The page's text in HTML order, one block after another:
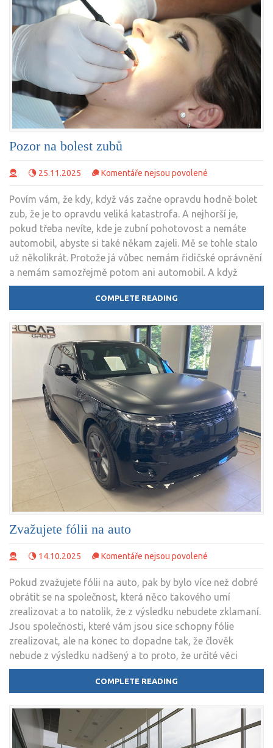
Pozor na bolest zubů
25.11.2025 Komentáře nejsou povolené
s
názvem
Pozor
na
bolest
zubů
Povím vám, že kdy, když vás začne opravdu hodně bolet
zub, že je to opravdu veliká katastrofa. A nejhorší je,
pokud třeba nevíte, kde je zubní pohotovost a nemáte
automobil, abyste si také někam zajeli. Mě se tohle stalo
už několikrát. Protože já vůbec nemám řidičské oprávnění
a nemám samozřejmě potom ani automobil. A když
COMPLETE READING
Zvažujete fólii na auto
Nákupy
14.10.2025 Komentáře nejsou povolené
s
názvem
Zvažujete
fólii
na
auto
Pokud zvažujete fólii na auto, pak by bylo více než dobré
obrátit se na společnost, která něco takového umí
zrealizovat a to natolik, že z výsledku nebudete zklamaní.
Jsou společnosti, které vám jsou sice schopny fólie
zrealizovat, ale na konec to dopadne tak, že člověk
nebude z výsledku nadšený a to proto, že určité věci
COMPLETE READING
Nákupy